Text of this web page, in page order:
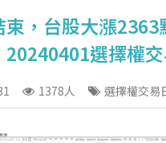
束，台股大漲2363
20240401選擇權
1378人 選擇權交易